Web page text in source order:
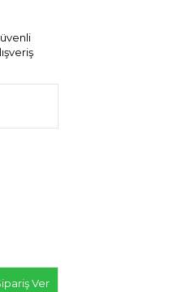
Ver